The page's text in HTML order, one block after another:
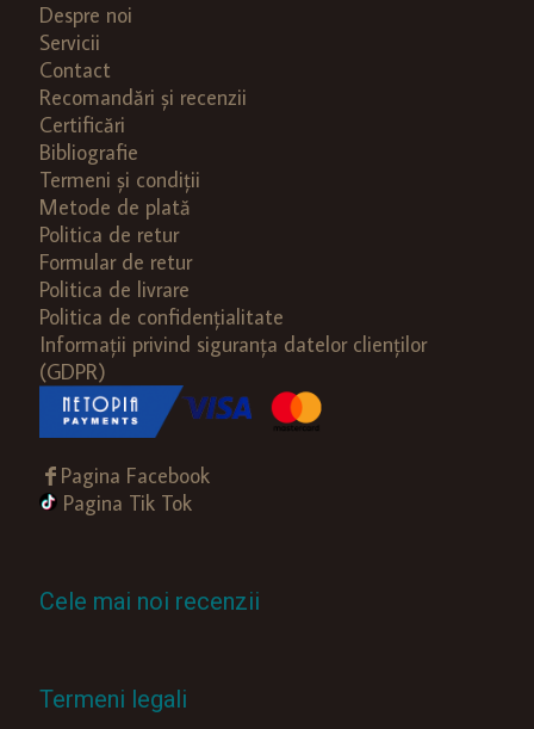
Despre noi
Servicii
Contact
Recomandări și recenzii
Certificări
Bibliografie
Termeni și condiții
Metode de plată
Politica de retur
Formular de retur
Politica de livrare
Politica de confidențialitate
Informații privind siguranța datelor clienților
(GDPR)
Pagina Facebook
Pagina Tik Tok
Cele mai noi recenzii
Termeni legali